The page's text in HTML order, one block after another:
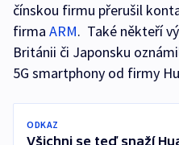
čínskou firmu přerušil
firma ARM. Také někteří
Británii či Japonsku
5G smartphony od firmy
ODKAZ
Všichni se teď snaží